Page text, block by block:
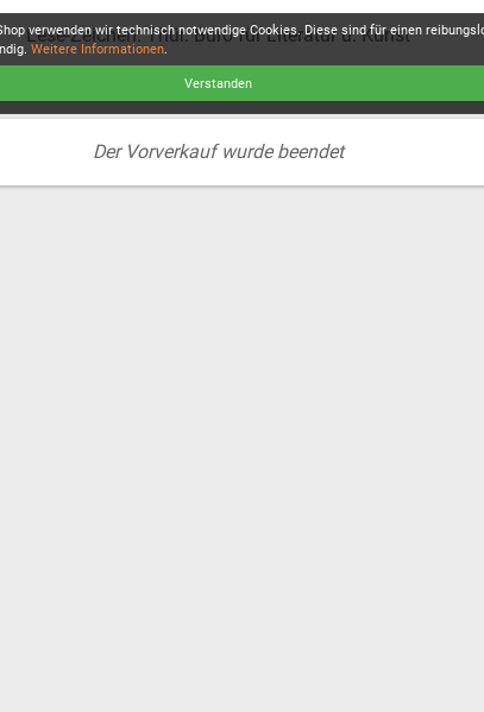
Lese-Zeichen: Thür. Büro für Literatur u. Kunst
Der Vorverkauf wurde beendet
verwenden wir technisch notwendige Cookies. Diese sind für einen
Weitere Informationen.
Verstanden